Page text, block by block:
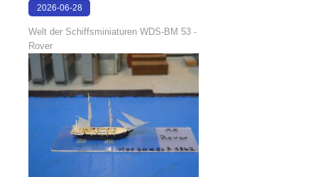
2026-06-28
Welt der Schiffsminiaturen WDS-BM 53 -
Rover